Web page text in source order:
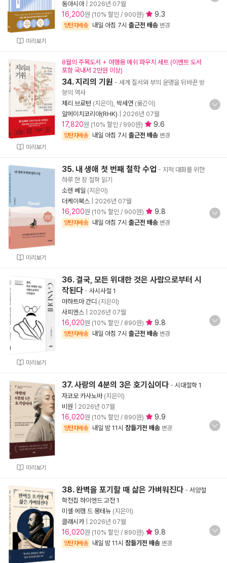
미리보기
동아시아| 2026년 07월
16,200원 (10% 할인 / 900원) 9.3
양탄자배송 내일 아침 7시 출근전 배송 변경
미리보기
8월의 주목도서 + 여행용 메쉬 파우치 세트 (이벤트 도서
포함 국내서 2만원 이상)
34. 지리의 기원 - 세계 질서와 부의 운명을 뒤바꾼 방
향의 역사
제리 브로턴 (지은이), 박세연 (옮긴이)
알에이치코리아(RHK)
2026년 07월
17,820원 (10% 할인 / 990원) 9.6
양탄자배송 내일 아침 7시 출근전 배송 변경
미리보기
35. 내 생애 첫 번째 철학 수업 - 지적 대화를 위한
하루 한 장 철학 읽기
소렌 베일 (지은이)
더케이북스
2026년 07월
16,200원 (10% 할인 / 900원) 9.8
양탄자배송 내일 아침 7시 출근전 배송 변경
미리보기
36. 결국, 모든 위대한 것은 사람으로부터 시
작된다 - 사시사철 1
마하트마 간디 (지은이)
사피엔스
2026년 07월
16,020원 (10% 할인 / 890원) 9.8
양탄자배송 내일 아침 7시 출근전 배송 변경
미리보기
37. 사랑의 4분의 3은 호기심이다 - 시대철학 1
자코모 카사노바(지은이)
비원
2026년 07월
16,020원 (10% 할인 / 890원) 9.9
양탄자배송 내일 밤 11시 잠들기전 배송 변경
38. 완벽을 포기할 때 삶은 가벼워진다 - 서양철
학전집 하이엔드 고전 1
미셸 에켐 드 몽테뉴 (지은이)
클래시카| 2026년 07월
16,020원 (10% 할인 / 890원) 9.8
양탄자배송 내일 밤 11시 잠들기전 배송 변경